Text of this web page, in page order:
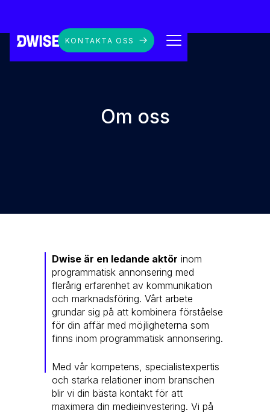
KONTAKTA OSS
Om oss
Dwise är en ledande aktör inom
programmatisk annonsering med
flerårig erfarenhet av kommunikation
och marknadsföring. Vårt arbete
grundar sig på att kombinera förståelse
för din affär med möjligheterna som
finns inom programmatisk annonsering.
Med vår kompetens, specialistexpertis
och starka relationer inom branschen
blir vi din bästa kontakt för att
maximera din medieinvestering. Vi på